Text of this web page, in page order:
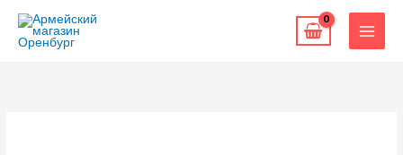
Перейти
содержимому